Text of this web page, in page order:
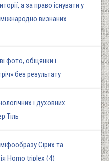
а за право існувати у
міжнародно визнаних
фото, обіцянки і
без результату
і духовних
Тіль
Сірих та
Homo triplex (4)